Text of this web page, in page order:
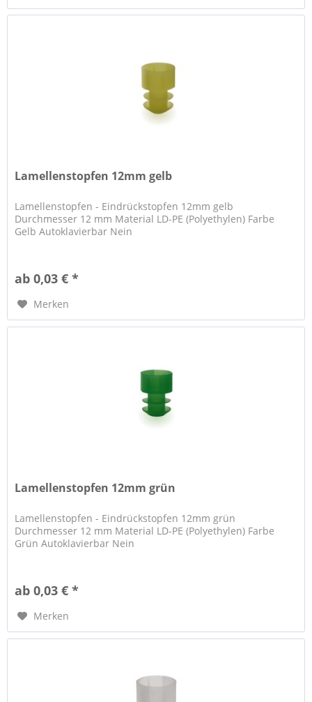
Lamellenstopfen 12mm gelb
Lamellenstopfen - Eindrückstopfen 12mm gelb
Durchmesser 12 mm Material LD-PE (Polyethylen) Farbe
Gelb Autoklavierbar Nein
ab 0,03 € *
Merken
Lamellenstopfen 12mm grün
Lamellenstopfen - Eindrückstopfen 12mm grün
Durchmesser 12 mm Material LD-PE (Polyethylen) Farbe
Grün Autoklavierbar Nein
ab 0,03 € *
Merken